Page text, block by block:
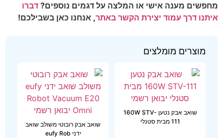
מחפשים מענה אישי או המלצה על דגמים נוספים? דברו
איתנו דרך עמוד יצירת הקשר באתר, אנחנו כאן בשבילכם!
מוצרים מומלצים
שואב אבק נטען 160W STV-
111 מבית סטנלי
שואב אבק רובוטי משולב שואב
ידני eufy Rob